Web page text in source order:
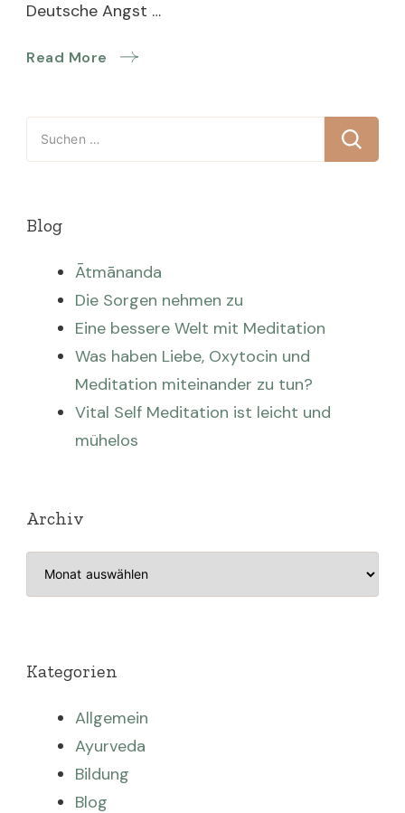
Deutsche Angst …
Read More
Suchen
nach:
Blog
Ātmānanda
Die Sorgen nehmen zu
Eine bessere Welt mit Meditation
Was haben Liebe, Oxytocin und
Meditation miteinander zu tun?
Vital Self Meditation ist leicht und
mühelos
Archiv
Archiv
Kategorien
Allgemein
Ayurveda
Bildung
Blog